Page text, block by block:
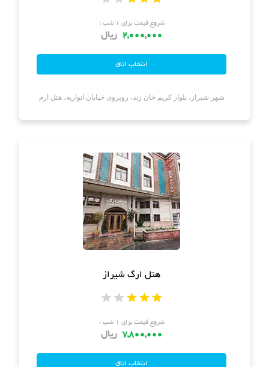
شروع قیمت برای ۱ شب :
2,000,000 ریال
شهر شیراز، بلوار کریم خان زند، روبروی خیابان انواریه، هتل ارم
هتل ارگ شیراز
شروع قیمت برای ۱ شب :
7,800,000 ریال